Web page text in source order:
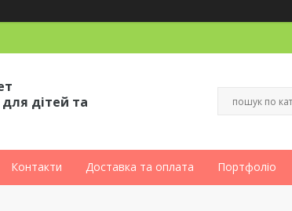
дітей та
Контакти Доставка та оплата Портфоліо